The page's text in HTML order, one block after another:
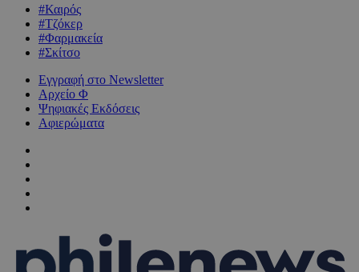
#Καιρός
#Τζόκερ
#Φαρμακεία
#Σκίτσο
Εγγραφή στο Newsletter
Αρχείο Φ
Ψηφιακές Εκδόσεις
Αφιερώματα